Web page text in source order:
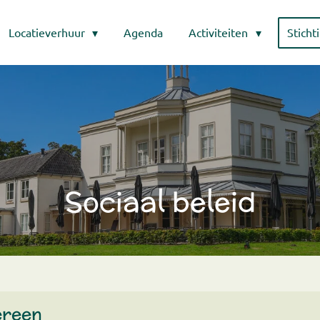
Locatieverhuur Agenda Activiteiten
Sociaal beleid